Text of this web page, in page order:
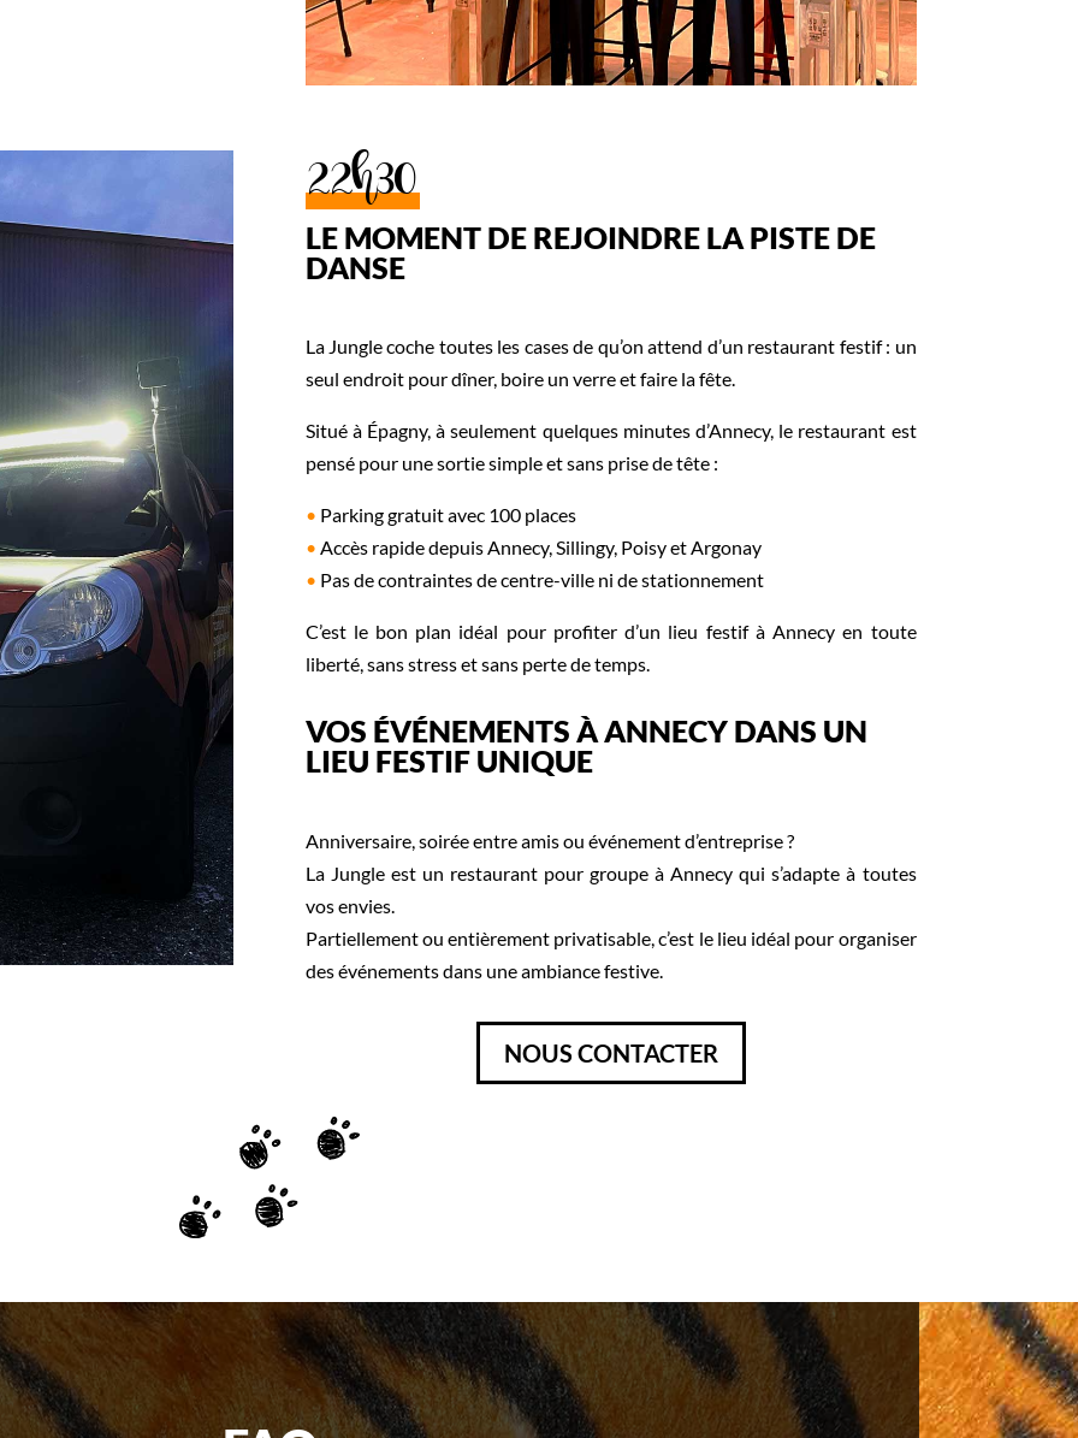
22h30
LE MOMENT DE REJOINDRE LA PISTE DE
DANSE
La Jungle coche toutes les cases de qu’on attend d’un restaurant festif : un
seul endroit pour dîner, boire un verre et faire la fête.
Situé à Épagny, à seulement quelques minutes d’Annecy, le restaurant est
pensé pour une sortie simple et sans prise de tête :
• Parking gratuit avec 100 places
• Accès rapide depuis Annecy, Sillingy, Poisy et Argonay
• Pas de contraintes de centre-ville ni de stationnement
C’est le bon plan idéal pour profiter d’un lieu festif à Annecy en toute
liberté, sans stress et sans perte de temps.
VOS ÉVÉNEMENTS À ANNECY DANS UN
LIEU FESTIF UNIQUE
Anniversaire, soirée entre amis ou événement d’entreprise ?
La Jungle est un restaurant pour groupe à Annecy qui s’adapte à toutes
vos envies.
Partiellement ou entièrement privatisable, c’est le lieu idéal pour organiser
des événements dans une ambiance festive.
NOUS CONTACTER